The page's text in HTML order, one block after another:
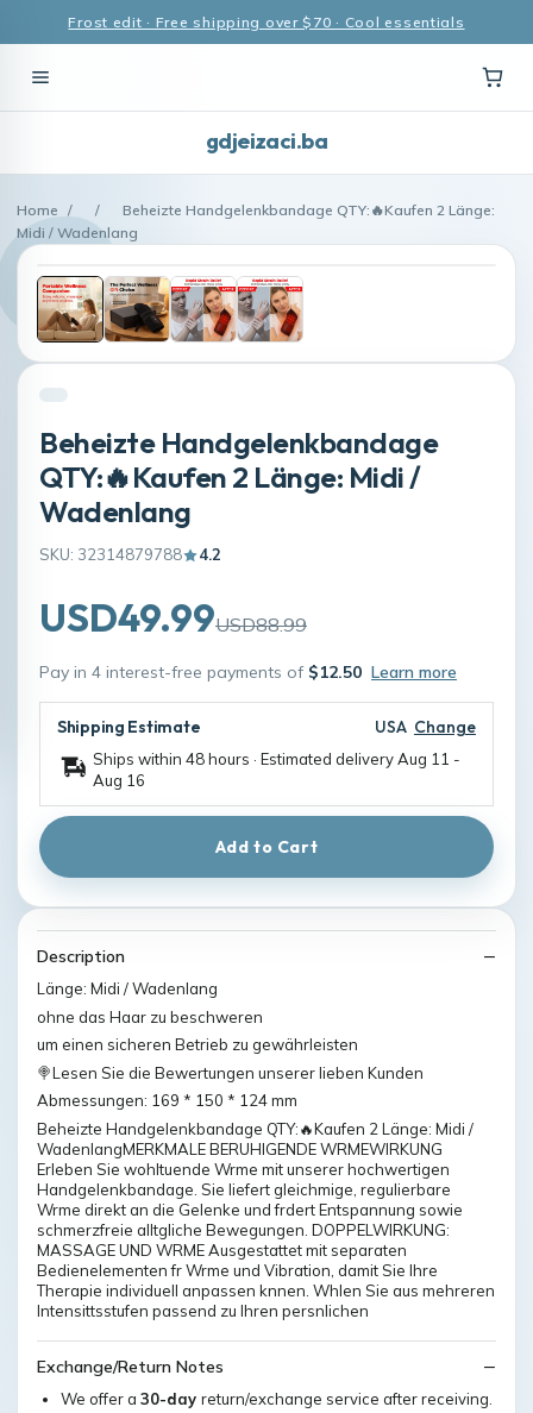
Frost edit · Free shipping over $70 · Cool essentials
gdjeizaci.ba
Home / /
Beheizte Handgelenkbandage QTY:🔥Kaufen 2 Länge:
Midi / Wadenlang
Beheizte Handgelenkbandage
QTY:🔥Kaufen 2 Länge: Midi /
Wadenlang
SKU: 32314879788 4.2
USD49.99USD88.99
Pay in 4 interest-free payments of $12.50 Learn more
Shipping Estimate USA Change
Ships within 48 hours · Estimated deliveryAug 11 -
Aug 16
Add to Cart
Description
Länge: Midi / Wadenlang
ohne das Haar zu beschweren
um einen sicheren Betrieb zu gewährleisten
🍭Lesen Sie die Bewertungen unserer lieben Kunden
Abmessungen: 169 * 150 * 124 mm
Beheizte Handgelenkbandage QTY:🔥Kaufen 2 Länge: Midi /
WadenlangMERKMALE BERUHIGENDE WRMEWIRKUNG
Erleben Sie wohltuende Wrme mit unserer hochwertigen
Handgelenkbandage. Sie liefert gleichmige, regulierbare
Wrme direkt an die Gelenke und frdert Entspannung sowie
schmerzfreie alltgliche Bewegungen. DOPPELWIRKUNG:
MASSAGE UND WRME Ausgestattet mit separaten
Bedienelementen fr Wrme und Vibration, damit Sie Ihre
Therapie individuell anpassen knnen. Whlen Sie aus mehreren
Intensittsstufen passend zu Ihren persnlichen
Exchange/Return Notes
We offer a 30-day return/exchange service after receiving.